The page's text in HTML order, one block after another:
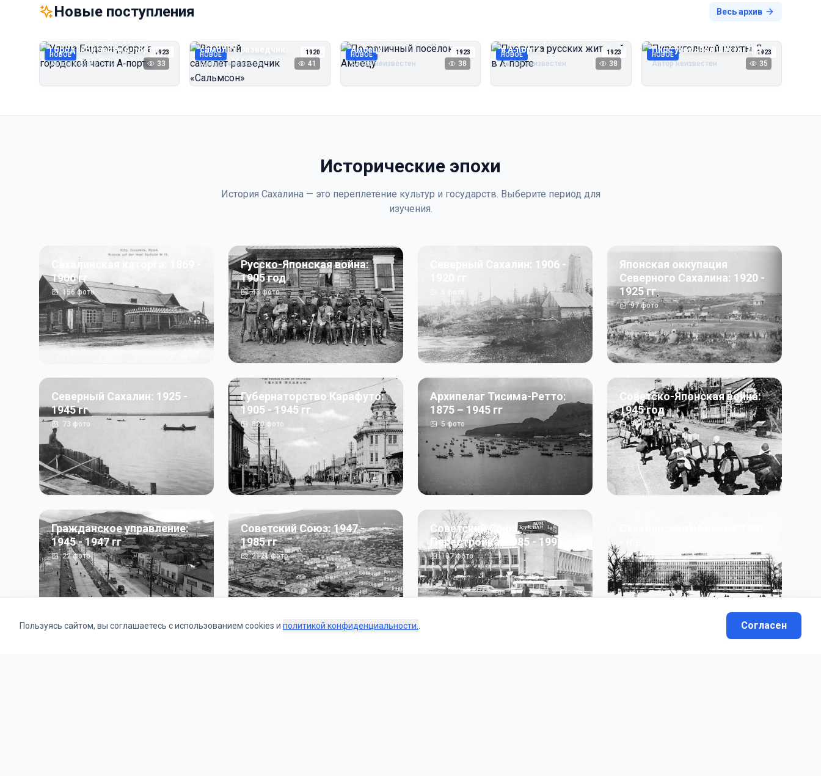
Новые поступления Весь архив
НОВОЕ 1923
Улица Бидзэн‑дорри в
городской части А‑порта
Автор неизвестен 33
НОВОЕ 1920
Военный
самолёт‑разведчик
«Сальмсон»
Автор неизвестен 41
НОВОЕ 1923
Пограничный посёлок
Амбецу
Автор неизвестен 38
НОВОЕ 1923
Прогулка русских жителей
в А‑порте
Автор неизвестен 38
НОВОЕ 1923
Пирс угольной шахты Дуэ
Автор неизвестен 35
Исторические эпохи
История Сахалина — это переплетение культур и государств. Выберите период для
изучения.
Сахалинская каторга: 1869 -
1906 гг
156фото
Русско-Японская война:
1905 год
43фото
Северный Сахалин: 1906 -
Японская оккупация
Северного Сахалина: 1920 -
1925 гг
97фото
Северный Сахалин: 1925 -
1945 гг
73 фото
Губернаторство Карафуто:
1905 - 1945 гг
820фото
Архипелаг Тисима-Ретто:
1875 – 1945 гг
5фото
Советско-Японская война:
1945 год
50фото
Гражданское управление:
1945 - 1947 гг
22фото
Советский Союз: 1947 -
1985 гг
2121фото
Советский Союз.
Перестройка: 1985 - 1991 гг
187фото 13фото
Пользуясь сайтом, вы соглашаетесь с использованием cookies и политикой конфиденциальности. Согласен